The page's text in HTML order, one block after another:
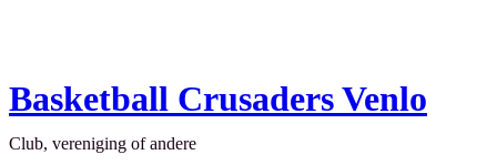
Basketball Crusaders Venlo
Club, vereniging of andere